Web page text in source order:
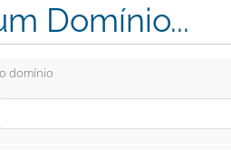
Domínio...
domínio